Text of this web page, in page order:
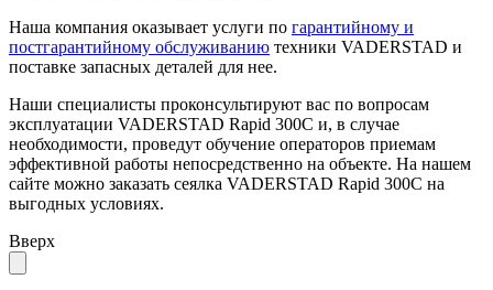
Наша компания оказывает услуги по гарантийному и
постгарантийному обслуживанию техники VADERSTAD и
поставке запасных деталей для нее.
Наши специалисты проконсультируют вас по вопросам
эксплуатации VADERSTAD Rapid 300C и, в случае
необходимости, проведут обучение операторов приемам
эффективной работы непосредственно на объекте. На нашем
сайте можно заказать сеялка VADERSTAD Rapid 300C на
выгодных условиях.
Вверх